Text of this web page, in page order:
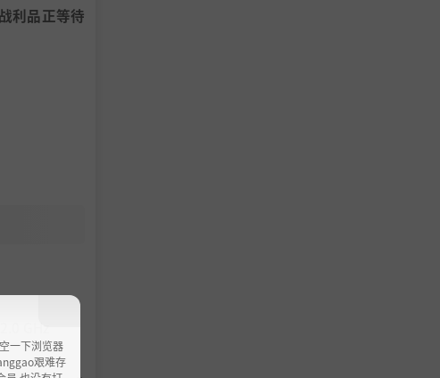
利品正等待
一下浏览器
艰难存